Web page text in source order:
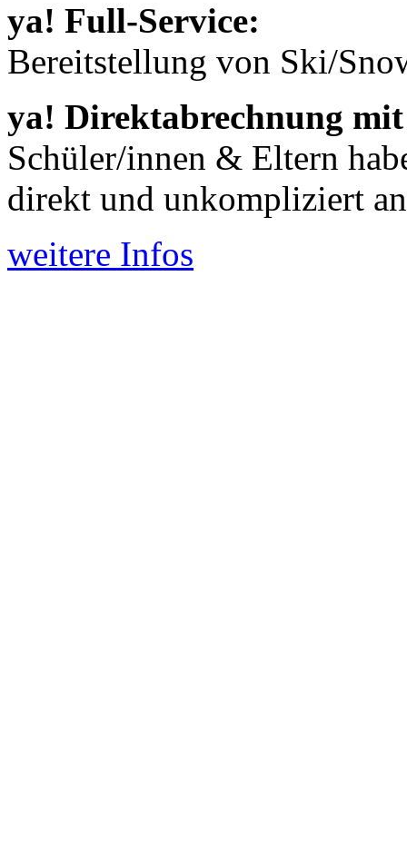
ya! Full-Service:
Bereitstellung von Ski/
ya! Direktabrechnung
Schüler/innen & Eltern
direkt und unkompliziert
weitere Infos